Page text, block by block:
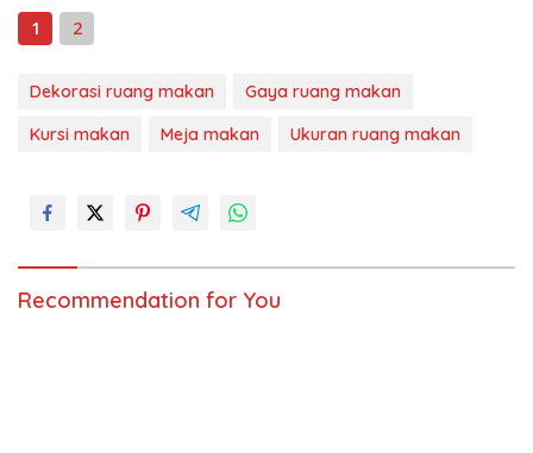
1
2
Dekorasi ruang makan
Gaya ruang makan
Kursi makan
Meja makan Ukuran ruang makan
Recommendation for You